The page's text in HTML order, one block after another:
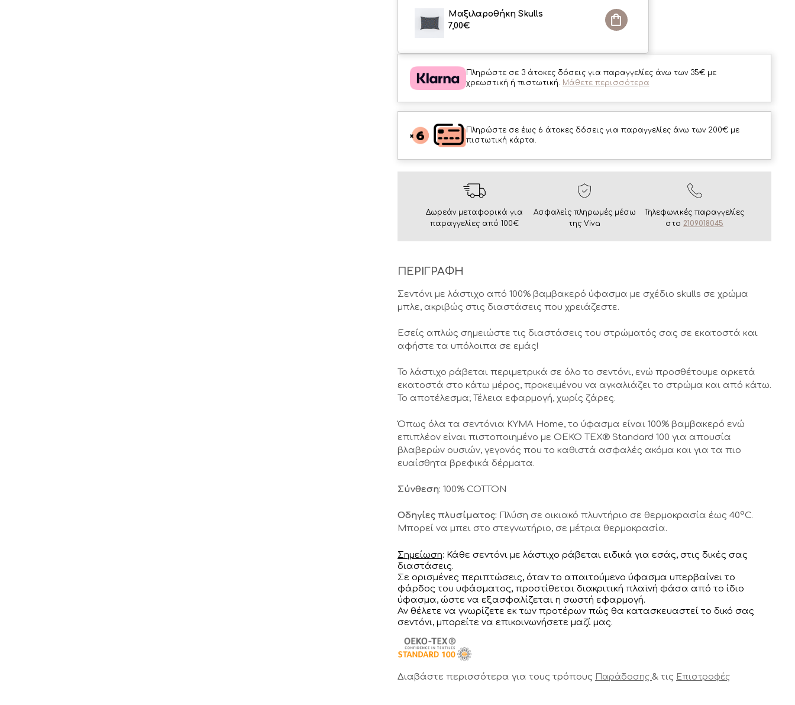
Μαξιλαροθήκη Skulls
7,00€
Πληρώστε σε 3 άτοκες δόσεις για παραγγελίες άνω των 35€ με
χρεωστική ή πιστωτική. Μάθετε περισσότερα
Πληρώστε σε έως 6 άτοκες δόσεις για παραγγελίες άνω των 200€ με
πιστωτική κάρτα.
Δωρεάν μεταφορικά για
παραγγελίες από 100€
Ασφαλείς πληρωμές μέσω
της Viva
Τηλεφωνικές παραγγελίες
στο 2109018045
ΠΕΡΙΓΡΑΦΗ
Σεντόνι με λάστιχο από 100% βαμβακερό ύφασμα με σχέδιο skulls σε χρώμα
μπλε, ακριβώς στις διαστάσεις που χρειάζεστε.
Εσείς απλώς σημειώστε τις διαστάσεις του στρώματός σας σε εκατοστά και
αφήστε τα υπόλοιπα σε εμάς!
Το λάστιχο ράβεται περιμετρικά σε όλο το σεντόνι, ενώ προσθέτουμε αρκετά
εκατοστά στο κάτω μέρος, προκειμένου να αγκαλιάζει το στρώμα και από κάτω.
Το αποτέλεσμα; Τέλεια εφαρμογή, χωρίς ζάρες.
Όπως όλα τα σεντόνια KYMA Home, το ύφασμα είναι 100% βαμβακερό ενώ
επιπλέον είναι πιστοποιημένο με OEKO TEX® Standard 100 για απουσία
βλαβερών ουσιών, γεγονός που το καθιστά ασφαλές ακόμα και για τα πιο
ευαίσθητα βρεφικά δέρματα.
Σύνθεση: 100% COTTON
Οδηγίες πλυσίματος: Πλύση σε οικιακό πλυντήριο σε θερμοκρασία έως 40°C.
Μπορεί να μπει στο στεγνωτήριο, σε μέτρια θερμοκρασία.
Σημείωση: Κάθε σεντόνι με λάστιχο ράβεται ειδικά για εσάς, στις δικές σας
διαστάσεις.
Σε ορισμένες περιπτώσεις, όταν το απαιτούμενο ύφασμα υπερβαίνει το
φάρδος του υφάσματος, προστίθεται διακριτική πλαϊνή φάσα από το ίδιο
ύφασμα, ώστε να εξασφαλίζεται η σωστή εφαρμογή.
Αν θέλετε να γνωρίζετε εκ των προτέρων πώς θα κατασκευαστεί το δικό σας
σεντόνι, μπορείτε να επικοινωνήσετε μαζί μας.
Διαβάστε περισσότερα για τους τρόπους Παράδοσης & τις Επιστροφές